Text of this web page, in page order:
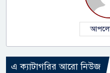
এ ক্যাটাগরির আরো নিউজ